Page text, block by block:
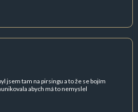
jsem tam na pirsingu a to že se bojím
abych má to nemyslel